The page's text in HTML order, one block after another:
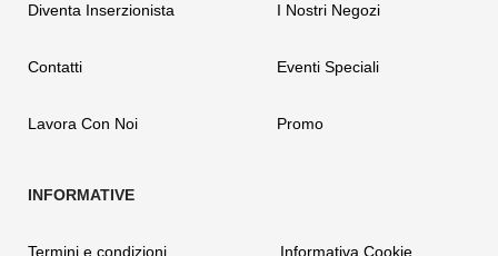
Diventa Inserzionista
Contatti
Lavora Con Noi
I Nostri Negozi
Eventi Speciali
Promo
Termini e condizioni Informativa Cookie